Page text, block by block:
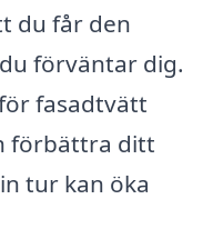
du får den
förväntar dig.
fasadtvätt
förbättra ditt
tur kan öka